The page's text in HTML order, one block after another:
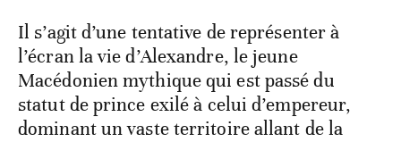
Il s’agit d’une tentative de représenter à
l’écran la vie d’Alexandre, le jeune
Macédonien mythique qui est passé du
statut de prince exilé à celui d’empereur,
dominant un vaste territoire allant de la